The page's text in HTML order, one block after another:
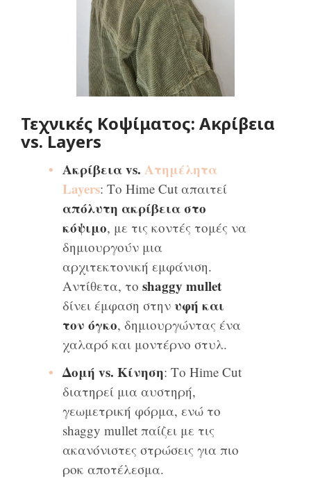
Τεχνικές Κοψίματος: Ακρίβεια
vs. Layers
Ακρίβεια vs. Ατημέλητα
Layers: Το Hime Cut απαιτεί
απόλυτη ακρίβεια στο
κόψιμο, με τις κοντές τομές να
δημιουργούν μια
αρχιτεκτονική εμφάνιση.
Αντίθετα, το shaggy mullet
δίνει έμφαση στην υφή και
τον όγκο, δημιουργώντας ένα
χαλαρό και μοντέρνο στυλ.
Δομή vs. Κίνηση: Το Hime Cut
διατηρεί μια αυστηρή,
γεωμετρική φόρμα, ενώ το
shaggy mullet παίζει με τις
ακανόνιστες στρώσεις για πιο
ροκ αποτέλεσμα.